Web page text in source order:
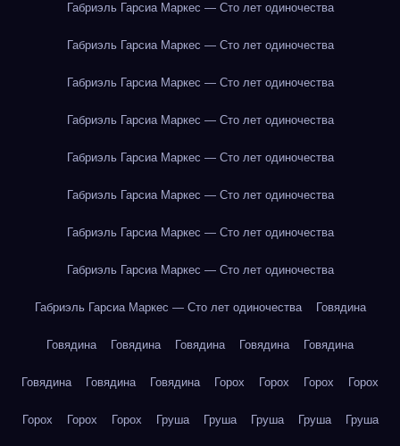
Габриэль Гарсиа Маркес — Сто лет одиночества
Габриэль Гарсиа Маркес — Сто лет одиночества
Габриэль Гарсиа Маркес — Сто лет одиночества
Габриэль Гарсиа Маркес — Сто лет одиночества
Габриэль Гарсиа Маркес — Сто лет одиночества
Габриэль Гарсиа Маркес — Сто лет одиночества
Габриэль Гарсиа Маркес — Сто лет одиночества
Габриэль Гарсиа Маркес — Сто лет одиночества
Габриэль Гарсиа Маркес — Сто лет одиночества Говядина
Говядина Говядина Говядина Говядина Говядина
Говядина Говядина Говядина Горох Горох Горох Горох
Горох Горох Горох Груша Груша Груша Груша Груша